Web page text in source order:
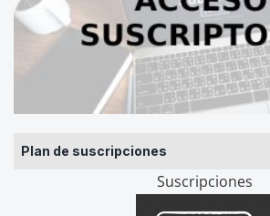
Plan de suscripciones
Suscripciones